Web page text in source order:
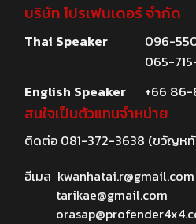
บริษัท โปรเฟนเดอร์ จำกัด
Thai Speaker
096-
065-
English Speaker
+66
สนใจเป็นตัวแทนจำหน่าย
ติดต่อ 081-372-3638 (ขวัญห
อีเมล kwanhatai.r@gmail.com
tarikae@gmail.com